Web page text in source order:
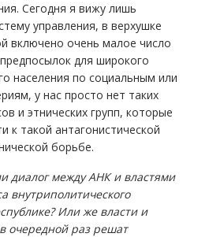
Сегодня я вижу лишь
управления, в верхушке
включено очень малое число
для широкого
населения по социальным или
у нас просто нет таких
и этнических групп, которые
к такой антагонистической
борьбе.
диалог между АНК и властями
внутриполитического
Или же власти и
очередной раз решат